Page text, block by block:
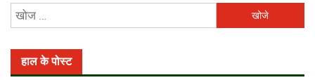
को
हाल के पोस्ट